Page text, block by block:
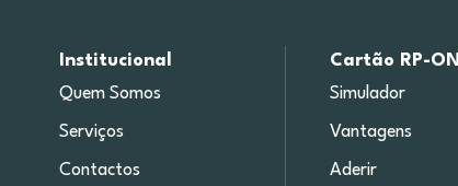
Institucional
Quem Somos
Serviços
Contactos
Cartão RP-ON
Simulador
Vantagens
Aderir